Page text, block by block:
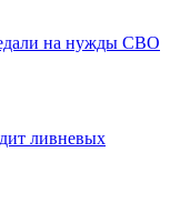
на нужды СВО
ливневых